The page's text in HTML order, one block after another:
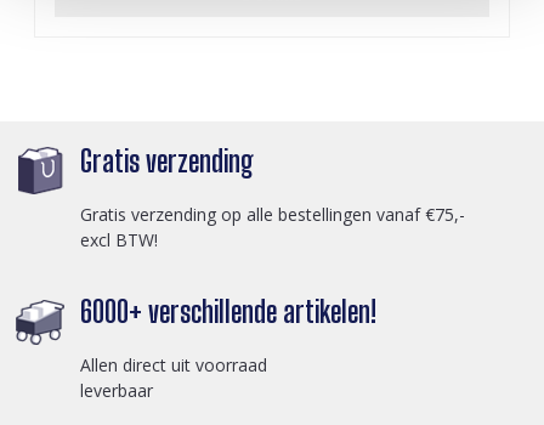
Gratis verzending
Gratis verzending op alle bestellingen vanaf €75,-
excl BTW!
6000+ verschillende artikelen!
Allen direct uit voorraad
leverbaar